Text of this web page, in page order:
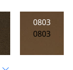
0803
0803